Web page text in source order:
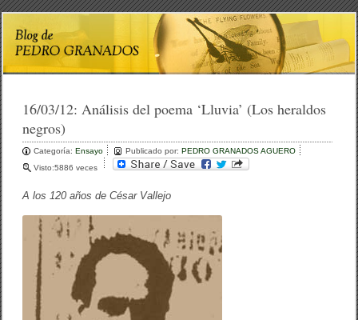
16/03/12:Análisis del poema ‘Lluvia’ (Los heraldos
negros)
Categoría:Ensayo Publicado por:PEDRO GRANADOS AGUERO
Visto:5886 veces
A los 120 años de César Vallejo